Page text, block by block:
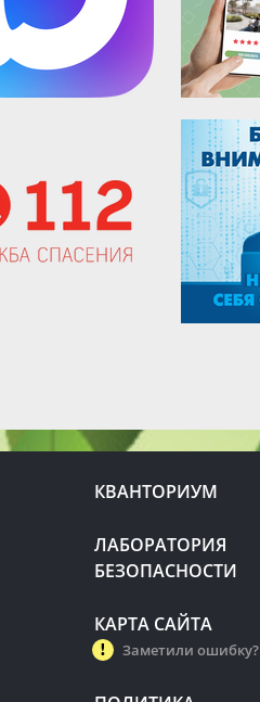
КВАНТОРИУМ
ЛАБОРАТОРИЯ
БЕЗОПАСНОСТИ
КАРТА САЙТА
Заметили ошибку?